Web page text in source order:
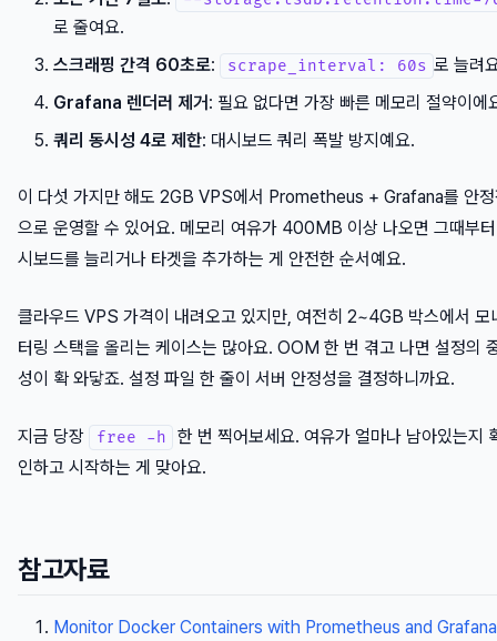
로 줄여요.
스크래핑 간격 60초로: scrape_interval: 60s 로 늘려
Grafana 렌더러 제거 : 필요 없다면 가장 빠른 메모리 절약이에
쿼리 동시성 4로 제한: 대시보드 쿼리 폭발 방지예요.
이 다섯 가지만 해도 2GB VPS에서 Prometheus + Grafana를 안
으로 운영할 수 있어요. 메모리 여유가 400MB 이상 나오면 그때부
시보드를 늘리거나 타겟을 추가하는 게 안전한 순서예요.
클라우드 VPS 가격이 내려오고 있지만, 여전히 2~4GB 박스에서 모
터링 스택을 올리는 케이스는 많아요. OOM 한 번 겪고 나면 설정의
성이 확 와닿죠. 설정 파일 한 줄이 서버 안정성을 결정하니까요.
지금 당장 free -h
한 번 찍어보세요. 여유가 얼마나 남아있는지
인하고 시작하는 게 맞아요.
참고자료
Monitor Docker Containers with Prometheus and Grafana